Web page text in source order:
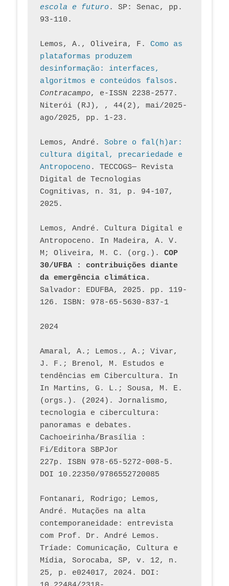
escola e futuro. SP: Senac, pp.
93-110.
Lemos, A., Oliveira, F. Como as
plataformas produzem
desinformação: interfaces,
algoritmos e conteúdos falsos
Contracampo, e-ISSN 2238-2577.
Niterói (RJ), , 44(2), mai/2025-
ago/2025, pp. 1-23.
Lemos, André. Sobre o fal(h)ar:
cultura digital, precariedade e
Antropoceno . TECCOGS— Revista
Digital de Tecnologias
Cognitivas, n. 31, p. 94-107,
2025.
Lemos, André. Cultura Digital e
Antropoceno. In Madeira, A. V.
M; Oliveira, M. C. (org.). COP
30/UFBA : contribuições diante
da emergência climática.
Salvador: EDUFBA, 2025. pp. 119-
126. ISBN: 978-65-5630-837-1
2024
Amaral, A.; Lemos., A.; Vivar,
J. F.; Brenol, M. Estudos e
tendências em Cibercultura. In
In Martins, G. L.; Sousa, M. E.
(orgs.). (2024). Jornalismo,
tecnologia e cibercultura:
panoramas e debates.
Cachoeirinha/Brasília :
Fi/Editora SBPJor
227p. ISBN 978-65-5272-008-5.
DOI 10.22350/9786552720085
Fontanari, Rodrigo; Lemos,
André. Mutações na alta
contemporaneidade: entrevista
com Prof. Dr. André Lemos.
Tríade: Comunicação, Cultura e
Mídia, Sorocaba, SP, v. 12, n.
25, p. e024017, 2024. DOI: